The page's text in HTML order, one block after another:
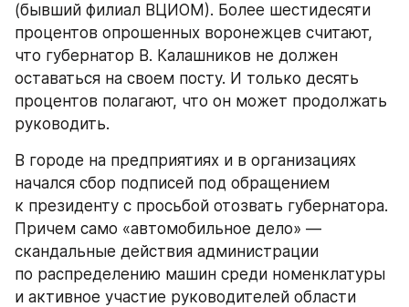
(бывший филиал ВЦИОМ). Более шестидесяти
процентов опрошенных воронежцев считают,
что губернатор В. Калашников не должен
оставаться на своем посту. И только десять
процентов полагают, что он может продолжать
руководить.
В городе на предприятиях и в организациях
начался сбор подписей под обращением
к президенту с просьбой отозвать губернатора.
Причем само «автомобильное дело» —
скандальные действия администрации
по распределению машин среди номенклатуры
и активное участие руководителей области